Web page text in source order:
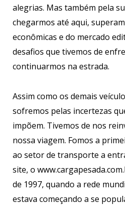
alegrias. Mas também pela
chegarmos até aqui,
econômicas e do mercado
desafios que tivemos de
continuarmos na estrada.
Assim como os demais
sofremos pelas incertezas
impõem. Tivemos de nos
nossa viagem. Fomos a
ao setor de transporte a
site, o
de 1997, quando a rede
estava começando a se